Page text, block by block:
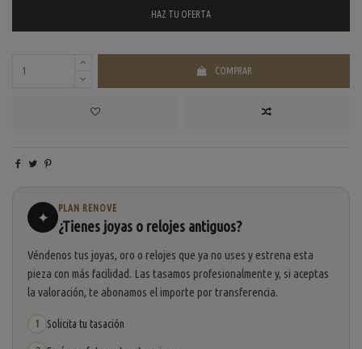
HAZ TU OFERTA
COMPRAR
✦
PLAN RENOVE
¿Tienes joyas o relojes antiguos?
Véndenos tus joyas, oro o relojes que ya no uses y estrena esta
pieza con más facilidad. Las tasamos profesionalmente y, si aceptas
la valoración, te abonamos el importe por transferencia.
1 Solicita tu tasación